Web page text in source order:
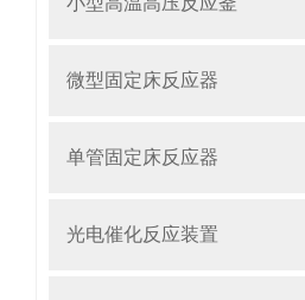
微型固定床反应器
单管固定床反应器
光电催化反应装置